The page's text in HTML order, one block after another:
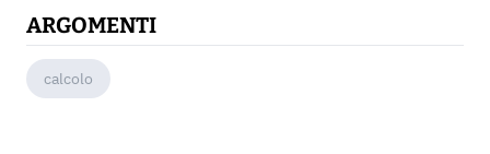
ARGOMENTI
calcolo